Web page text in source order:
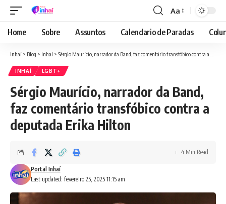
Font
Resizer
Aa
Home Sobre Assuntos Calendario de Paradas
Inhaí > Blog > Inhaí > Sérgio Maurício, narrador da Band, faz comentário transfóbico contra a deputada Erika Hilton
INHAÍ LGBT+
Sérgio Maurício, narrador da Band,
faz comentário transfóbico contra a
deputada Erika Hilton
Last updated: fevereiro 25, 2025 11:15 am
Portal Inhaí
4 Min Read